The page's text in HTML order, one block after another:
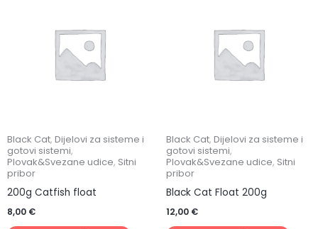
Black Cat, Dijelovi za sisteme i
gotovi sistemi,
Plovak&Svezane udice, Sitni
pribor
200g Catfish float
8,00 €
Black Cat, Dijelovi za sisteme i
gotovi sistemi,
Plovak&Svezane udice, Sitni
pribor
Black Cat Float 200g
12,00 €